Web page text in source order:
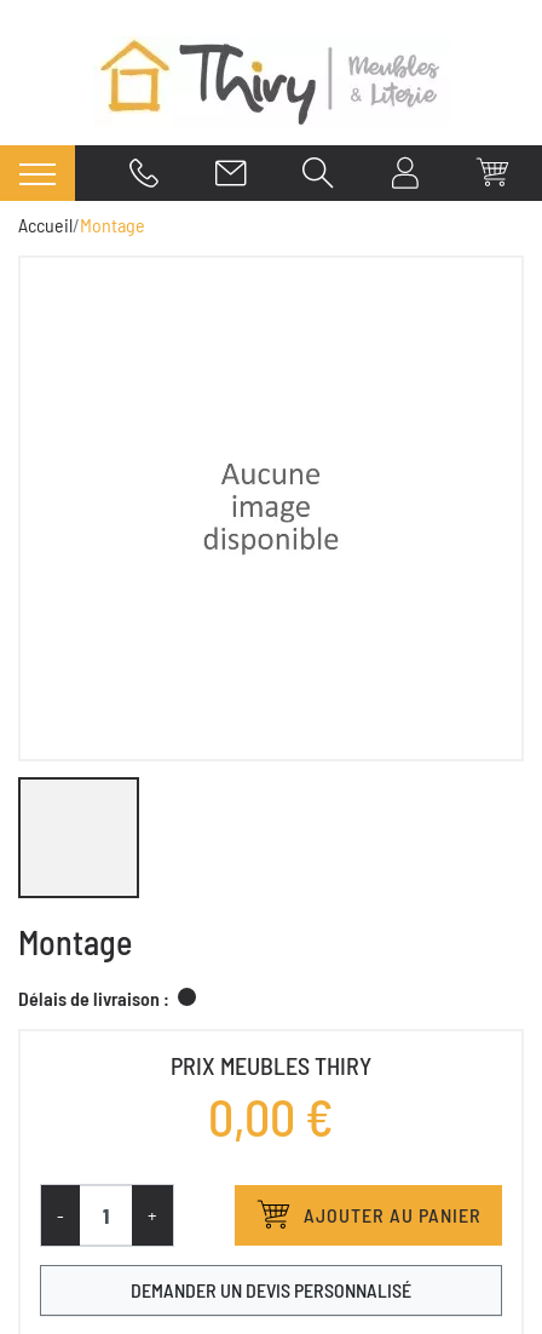
Accueil Montage
Montage
Délais de livraison :
PRIX MEUBLES THIRY
0,00 €
- + AJOUTER AU PANIER
DEMANDER UN DEVIS PERSONNALISÉ